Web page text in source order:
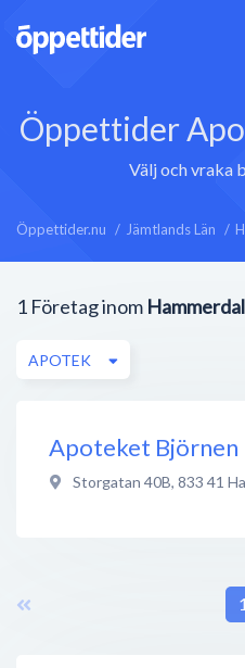
Öppettider
Välj och vraka
Öppettider.nu Jämtlands Län
1 Företag inom Hammerdal
APOTEK
Apoteket Björnen
Storgatan 40B, 833 41
1